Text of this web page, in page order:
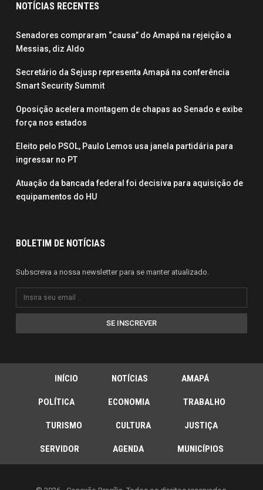
NOTÍCIAS RECENTES
Senadores compraram “causa” do Amapá na rejeição a
Messias, diz Aldo
Secretário da Sejusp representa Amapá na conferência
Smart Security Summit
Oposição acelera montagem de chapas ao Senado e exibe
força nos estados
Eleito pelo PSOL, Paulo Lemos usa janela partidária para
ingressar no PT
Atuação da bancada federal foi decisiva para aquisição de
equipamentos do HU
BOLETIM DE NOTÍCIAS
Subscreva a nossa newsletter para se manter atualizado.
SE INSCREVER
INÍCIO NOTÍCIAS AMAPÁ
POLÍTICA ECONOMIA TRABALHO
TURISMO CULTURA JUSTIÇA
SERVIDOR AGENDA MUNICÍPIOS